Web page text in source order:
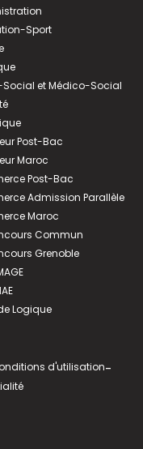
Sport
Social et Médico-Social
Post-Bac
Maroc
Post-Bac
Admission Parallèle
Maroc
Commun
Grenoble
Logique
d'utilisation-